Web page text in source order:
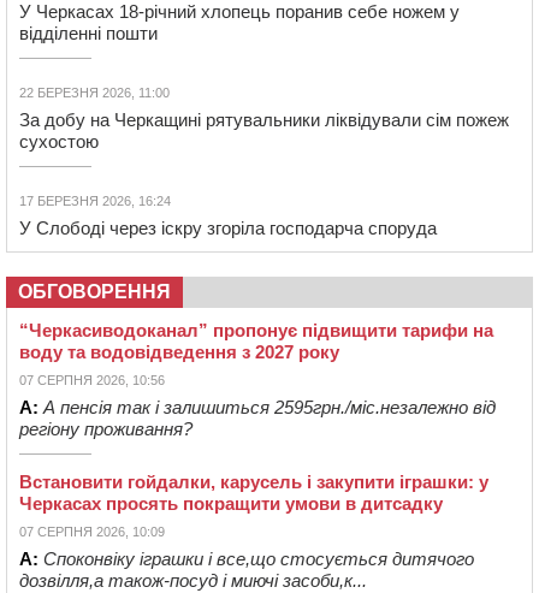
У Черкасах 18-річний хлопець поранив себе ножем у
відділенні пошти
22 БЕРЕЗНЯ 2026, 11:00
За добу на Черкащині рятувальники ліквідували сім пожеж
сухостою
17 БЕРЕЗНЯ 2026, 16:24
У Слободі через іскру згоріла господарча споруда
ОБГОВОРЕННЯ
“Черкасиводоканал” пропонує підвищити тарифи на
воду та водовідведення з 2027 року
07 СЕРПНЯ 2026, 10:56
А: А пенсія так і залишиться 2595грн./міс.незалежно від
регіону проживання?
Встановити гойдалки, карусель і закупити іграшки: у
Черкасах просять покращити умови в дитсадку
07 СЕРПНЯ 2026, 10:09
А: Споконвіку іграшки і все,що стосується дитячого
дозвілля,а також-посуд і миючі засоби,к...